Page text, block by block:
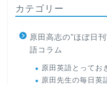
カテゴリー
原田高志の"ほぼ日
語コラム
原田英語とってお
原田先生の毎日英